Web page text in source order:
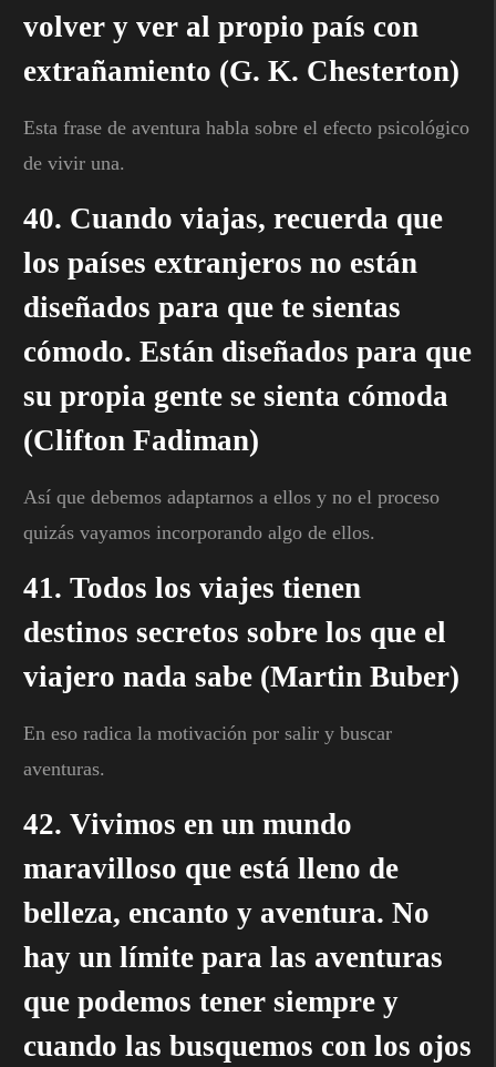
volver y ver al propio país con
extrañamiento (G. K. Chesterton)
Esta frase de aventura habla sobre el efecto psicológico
de vivir una.
40. Cuando viajas, recuerda que
los países extranjeros no están
diseñados para que te sientas
cómodo. Están diseñados para que
su propia gente se sienta cómoda
(Clifton Fadiman)
Así que debemos adaptarnos a ellos y no el proceso
quizás vayamos incorporando algo de ellos.
41. Todos los viajes tienen
destinos secretos sobre los que el
viajero nada sabe (Martin Buber)
En eso radica la motivación por salir y buscar
aventuras.
42. Vivimos en un mundo
maravilloso que está lleno de
belleza, encanto y aventura. No
hay un límite para las aventuras
que podemos tener siempre y
cuando las busquemos con los ojos